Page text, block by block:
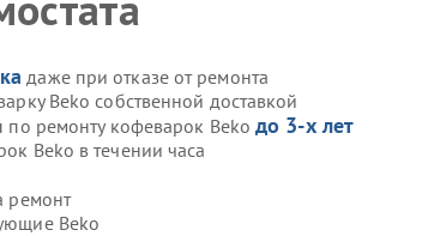
даже при отказе от ремонта
Beko собственной доставкой
по ремонту кофеварок Beko до 3-х лет
Beko в течении часа
ремонт
Beko